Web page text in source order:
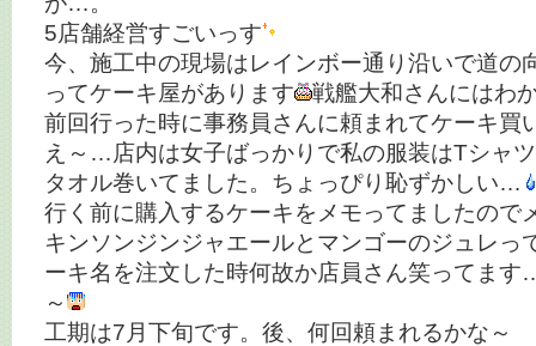
5店舗経営すごいっす
今、施工中の現場はレインボー通り沿いで道の
ってケーキ屋があります
戦艦大和さんにはわ
前回行った時に事務員さんに頼まれてケーキ買
え～…店内は女子ばっかりで私の服装はTシャ
タオル巻いてました。ちょっぴり恥ずかしい…
行く前に購入するケーキをメモってましたので
キンソンジンジャエールとマンゴーのジュレっ
ーキ名を注文した時何故か店員さん笑ってま
～
工期は7月下旬です。後、何回頼まれるかな～